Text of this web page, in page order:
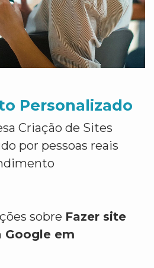
Personalizado
Criação de Sites
por pessoas reais
sobre Fazer site
Google em